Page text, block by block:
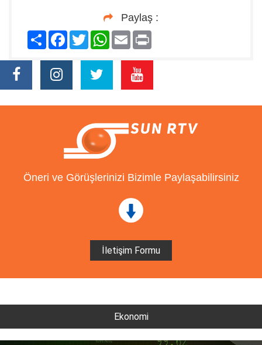
Paylaş :
PaylaşFacebook
TwitterWhatsApp
Email
Öneri ve Görüşlerinizi Bizimle Paylaşabilirsiniz
İletişim Formu
Ekonomi